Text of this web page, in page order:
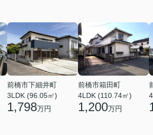
前橋市下細井町
3LDK (96.05㎡)
1,798万円
前橋市箱田町
4LDK (110.74㎡)
1,200万円